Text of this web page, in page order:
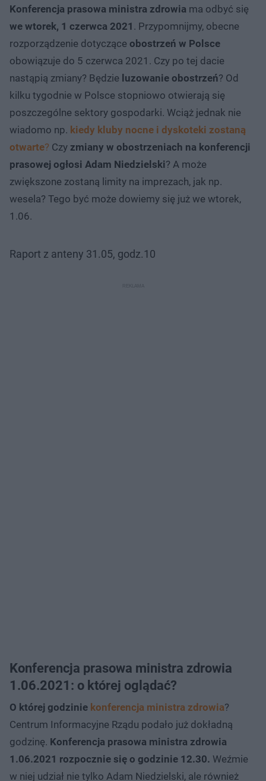
Konferencja prasowa ministra zdrowia ma odbyć się
we wtorek, 1 czerwca 2021 . Przypomnijmy, obecne
rozporządzenie dotyczące obostrzeń w Polsce
obowiązuje do 5 czerwca 2021. Czy po tej dacie
nastąpią zmiany? Będzie luzowanie obostrzeń? Od
kilku tygodnie w Polsce stopniowo otwierają się
poszczególne sektory gospodarki. Wciąż jednak nie
wiadomo np. kiedy kluby nocne i dyskoteki zostaną
otwarte? Czy zmiany w obostrzeniach na konferencji
prasowej ogłosi Adam Niedzielski? A może
zwiększone zostaną limity na imprezach, jak np.
wesela? Tego być może dowiemy się już we wtorek,
1.06.
Raport z anteny 31.05, godz.10
Konferencja prasowa ministra zdrowia
1.06.2021: o której oglądać?
O której godzinie konferencja ministra zdrowia?
Centrum Informacyjne Rządu podało już dokładną
godzinę. Konferencja prasowa ministra zdrowia
1.06.2021 rozpocznie się o godzinie 12.30. Weźmie
w niej udział nie tylko Adam Niedzielski, ale również